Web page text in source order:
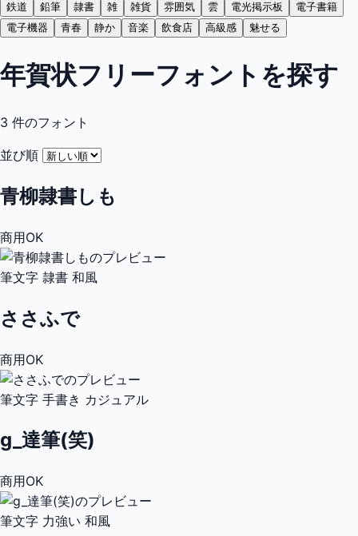
鉄道
鉛筆 隷書 雑 雑貨 雰囲気 雲 電光掲示板
電子書籍
電子機器
青春 静か 音楽 飲食店 高級感 魅せる
年賀状フリーフォントを探す
3 件のフォント
並び順
青柳隷書しも
商用OK
筆文字 隷書 和風
ささふで
商用OK
筆文字 手書き カジュアル
g_達筆(笑)
商用OK
筆文字 力強い 和風